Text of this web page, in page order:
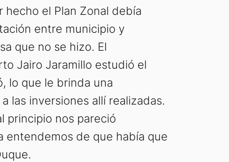
hecho el Plan Zonal debía
entre municipio y
que no se hizo. El
Jairo Jaramillo estudió el
lo que le brinda una
las inversiones allí realizadas.
principio nos pareció
entendemos de que había que